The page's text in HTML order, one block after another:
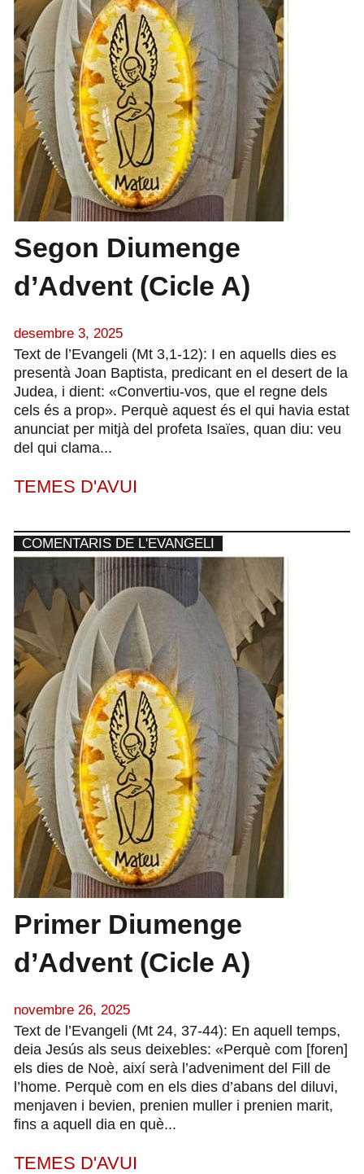
Segon Diumenge
d’Advent (Cicle A)
desembre 3, 2025
Text de l’Evangeli (Mt 3,1-12): I en aquells dies es
presentà Joan Baptista, predicant en el desert de la
Judea, i dient: «Convertiu-vos, que el regne dels
cels és a prop». Perquè aquest és el qui havia estat
anunciat per mitjà del profeta Isaïes, quan diu: veu
del qui clama...
TEMES D'AVUI
COMENTARIS DE L'EVANGELI
Primer Diumenge
d’Advent (Cicle A)
novembre 26, 2025
Text de l’Evangeli (Mt 24, 37-44): En aquell temps,
deia Jesús als seus deixebles: «Perquè com [foren]
els dies de Noè, així serà l’adveniment del Fill de
l’home. Perquè com en els dies d’abans del diluvi,
menjaven i bevien, prenien muller i prenien marit,
fins a aquell dia en què...
TEMES D'AVUI